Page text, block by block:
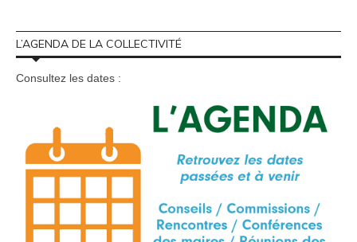
L’AGENDA DE LA COLLECTIVITÉ
Consultez les dates :